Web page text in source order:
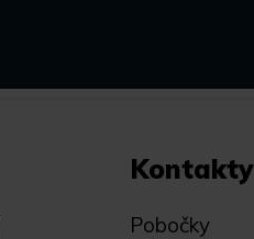
Kontakty
Pobočky